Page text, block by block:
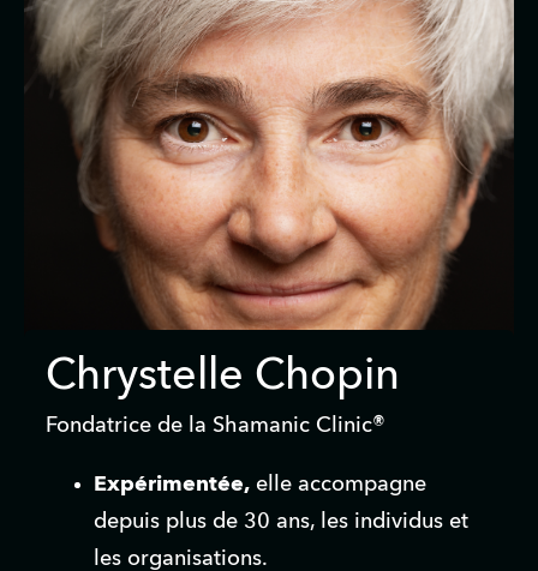
Chrystelle Chopin
Fondatrice de la Shamanic Clinic®
Expérimentée, elle accompagne
depuis plus de 30 ans, les individus et
les organisations.